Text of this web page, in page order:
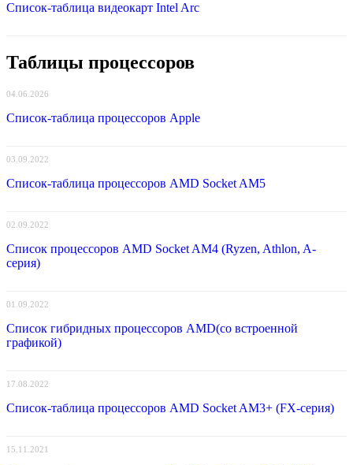
Список-таблица видеокарт Intel Arc
Таблицы процессоров
04.06.2026
Список-таблица процессоров Apple
03.09.2022
Список-таблица процессоров AMD Socket AM5
02.09.2022
Список процессоров AMD Socket AM4 (Ryzen, Athlon, A-
серия)
01.09.2022
Список гибридных процессоров AMD(со встроенной
графикой)
17.08.2022
Список-таблица процессоров AMD Socket AM3+ (FX-серия)
15.11.2021